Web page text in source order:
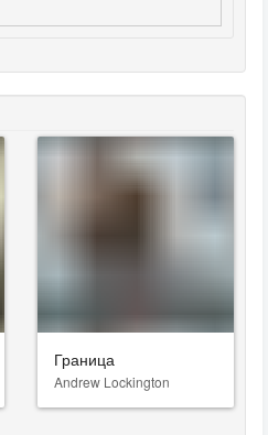
Граница
Andrew Lockington